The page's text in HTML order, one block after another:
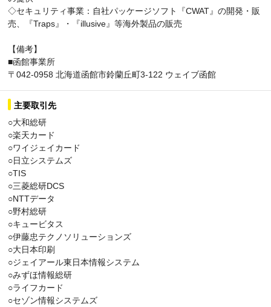
◇セキュリティ事業：自社パッケージソフト『CWAT』の開発・販
売、『Traps』・『illusive』等海外製品の販売
【備考】
■函館事業所
〒042-0958 北海道函館市鈴蘭丘町3-122 ウェイブ函館
主要取引先
○大和総研
○楽天カード
○ワイジェイカード
○日立システムズ
○TIS
○三菱総研DCS
○NTTデータ
○野村総研
○キュービタス
○伊藤忠テクノソリューションズ
○大日本印刷
○ジェイアール東日本情報システム
○みずほ情報総研
○ライフカード
○セゾン情報システムズ